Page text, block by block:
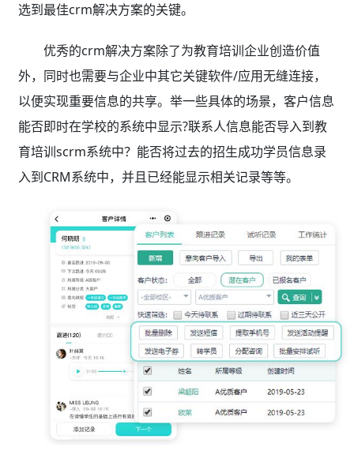
选到最佳crm解决方案的关键。
优秀的crm解决方案除了为教育培训企业创造价值
外，同时也需要与企业中其它关键软件/应用无缝连接，
以便实现重要信息的共享。举一些具体的场景，客户信息
能否即时在学校的系统中显示?联系人信息能否导入到教
育培训scrm系统中？能否将过去的招生成功学员信息录
入到CRM系统中，并且已经能显示相关记录等等。